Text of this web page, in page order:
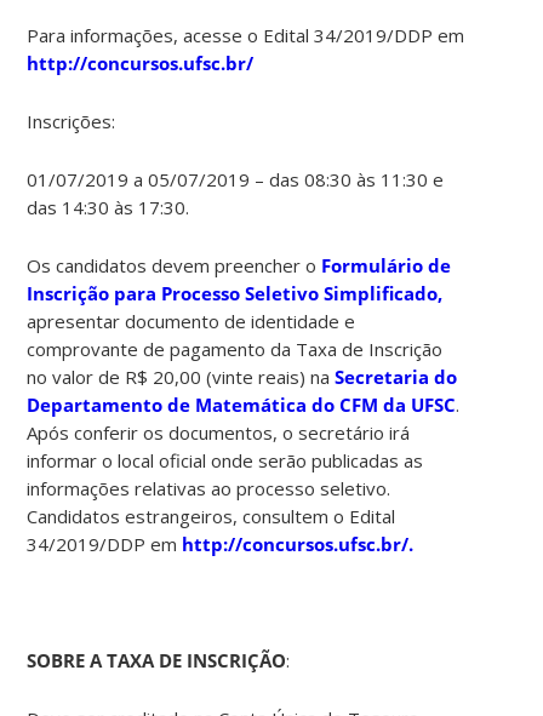
Para informações, acesse o Edital 34/2019/DDP em
http://concursos.ufsc.br/
Inscrições:
01/07/2019 a 05/07/2019 – das 08:30 às 11:30 e
das 14:30 às 17:30.
Os candidatos devem preencher o Formulário de
Inscrição para Processo Seletivo Simplificado,
apresentar documento de identidade e
comprovante de pagamento da Taxa de Inscrição
no valor de R$ 20,00 (vinte reais) naSecretaria do
Departamento de Matemática do CFM da UFSC.
Após conferir os documentos, o secretário irá
informar o local oficial onde serão publicadas as
informações relativas ao processo seletivo.
Candidatos estrangeiros, consultem o Edital
34/2019/DDP em http://concursos.ufsc.br/.
SOBRE A TAXA DE INSCRIÇÃO: